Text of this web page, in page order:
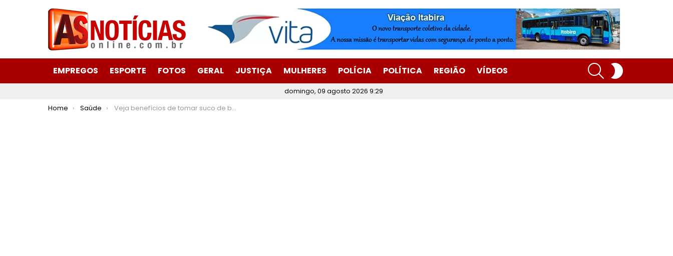
EMPREGOS ESPORTE FOTOS GERAL JUSTIÇA MULHERES POLÍCIA POLÍTICA REGIÃO VÍDEOS
SEARCH
domingo, 09 agosto 2026 9:29
You are here:
Home Saúde Veja benefícios de tomar suco de beterraba com couve como pré-treino